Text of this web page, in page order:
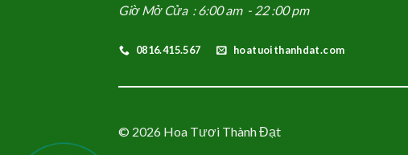
Giờ Mở Cửa : 6:00 am - 22 :00 pm
0816.415.567 hoatuoithanhdat.com
© 2026 Hoa Tươi Thành Đạt